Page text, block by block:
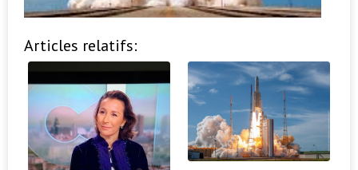
Articles relatifs: